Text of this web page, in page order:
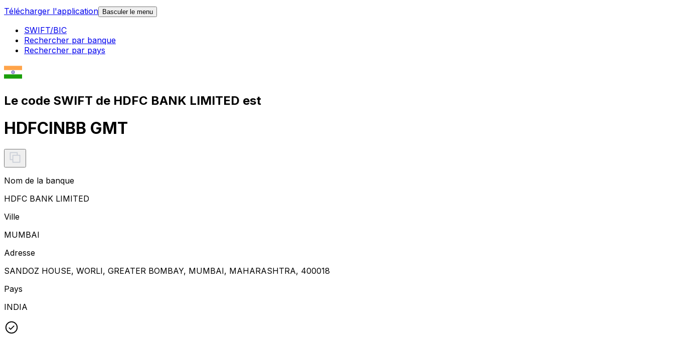
Télécharger l'application Basculer le menu
SWIFT/BIC
Rechercher par banque
Rechercher par pays
Le code SWIFT de HDFC BANK LIMITED est
HDFCINBB GMT
Nom de la banque
HDFC BANK LIMITED
Ville
MUMBAI
Adresse
SANDOZ HOUSE, WORLI, GREATER BOMBAY, MUMBAI, MAHARASHTRA, 400018
Pays
INDIA